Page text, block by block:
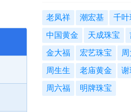
老凤祥 潮宏基 千叶
中国黄金 天成珠宝
金大福 宏艺珠宝
周生生 老庙黄金 谢
周六福 明牌珠宝